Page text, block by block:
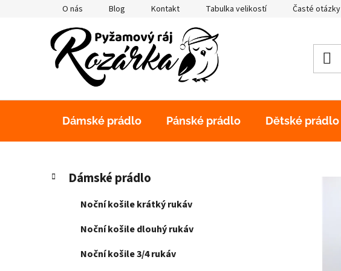
O nás Blog Kontakt Tabulka velikostí Časté otázky
Dámské prádlo Pánské prádlo Dětské prádlo
P
Přeskočit
kategorie
K
a
Dámské prádlo
Noční košile krátký rukáv
Noční košile dlouhý rukáv
Noční košile 3/4 rukáv